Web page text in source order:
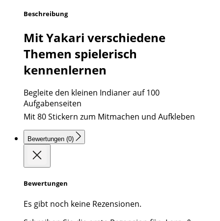
Beschreibung
Mit Yakari verschiedene
Themen spielerisch
kennenlernen
Begleite den kleinen Indianer auf 100
Aufgabenseiten 
Mit 80 Stickern zum Mitmachen und Aufkleben
Bewertungen (0)
Bewertungen
Es gibt noch keine Rezensionen.